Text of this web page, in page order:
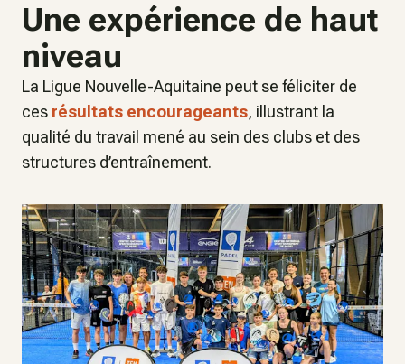
Une expérience de haut
niveau
La Ligue Nouvelle-Aquitaine peut se féliciter de
ces résultats encourageants, illustrant la
qualité du travail mené au sein des clubs et des
structures d’entraînement.